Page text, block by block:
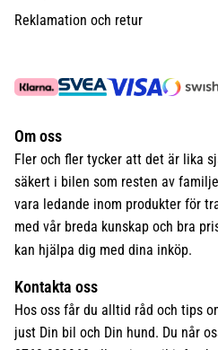
Reklamation och retur
Om oss
Fler och fler tycker att det är lika
säkert i bilen som resten av
vara ledande inom produkter för
med vår breda kunskap och bra
kan hjälpa dig med dina inköp.
Kontakta oss
Hos oss får du alltid råd och tips
just Din bil och Din hund. Du når